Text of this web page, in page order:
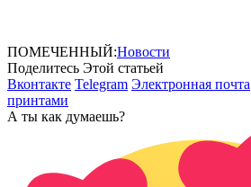
ПОМЕЧЕННЫЙ:Новости
Поделитесь Этой статьей
Вконтакте Telegram Электронная почта
принтами
А ты как думаешь?